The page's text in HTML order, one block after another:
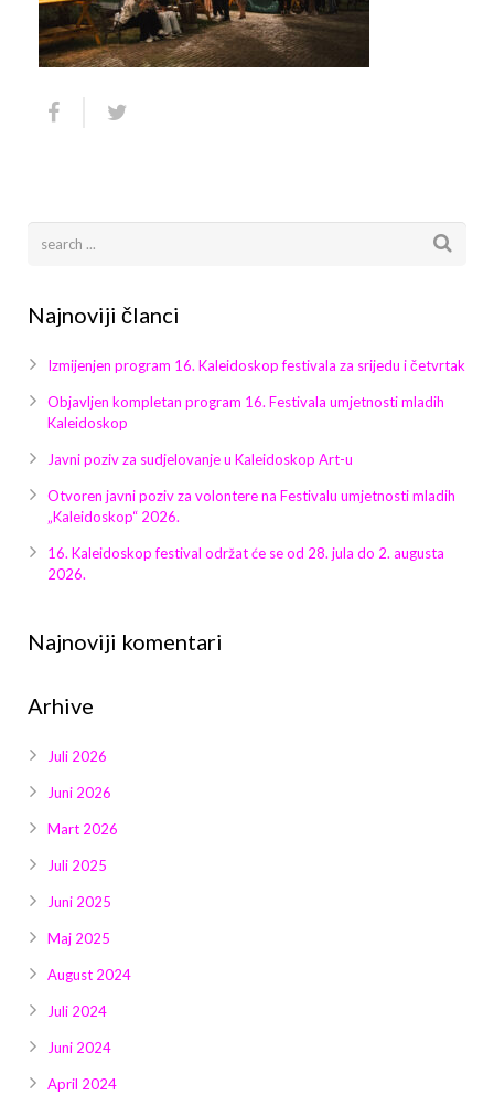
Video 2011
Video 2015
Video 2018
Galerija 2010
Galerija 2014
Galerija 2017
Galerija 2018
Galerija 2019
Galerija 2022
Galerija 2024
Galerija 2025
Arhiva
Najnoviji članci
Izmijenjen program 16. Kaleidoskop festivala za srijedu i četvrtak
Objavljen kompletan program 16. Festivala umjetnosti mladih
Kaleidoskop
Javni poziv za sudjelovanje u Kaleidoskop Art-u
Otvoren javni poziv za volontere na Festivalu umjetnosti mladih
„Kaleidoskop“ 2026.
16. Kaleidoskop festival održat će se od 28. jula do 2. augusta
2026.
Najnoviji komentari
Arhive
Juli 2026
Juni 2026
Mart 2026
Juli 2025
Juni 2025
Maj 2025
August 2024
Juli 2024
Juni 2024
April 2024